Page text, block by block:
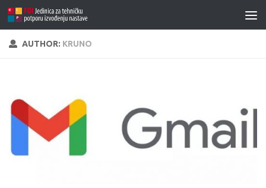
AUTHOR: KRUNO